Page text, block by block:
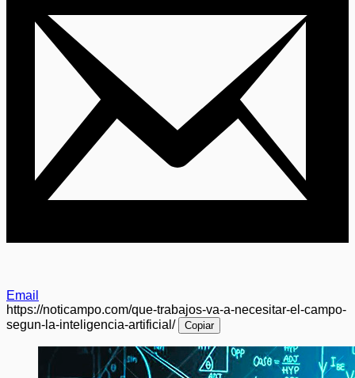
Email
https://noticampo.com/que-trabajos-va-a-necesitar-el-campo-
segun-la-inteligencia-artificial/
Copiar